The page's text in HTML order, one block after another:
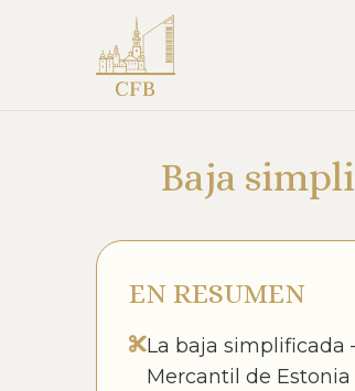
Baja
EN RESUMEN
La baja
Mercantil de